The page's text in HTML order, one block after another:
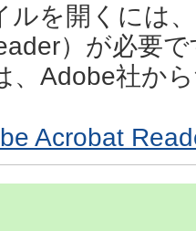
ルを開くには
）が必要
、Adobe社か
Acrobat